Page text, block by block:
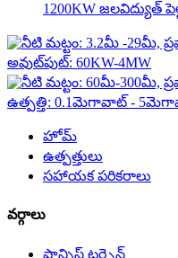
1200KW జలవిద్యుత్
హోమ్
ఉత్పత్తులు
సహాయక పరికరాలు
వర్గాలు
ఫ్రాన్సిస్ టర్బైన్